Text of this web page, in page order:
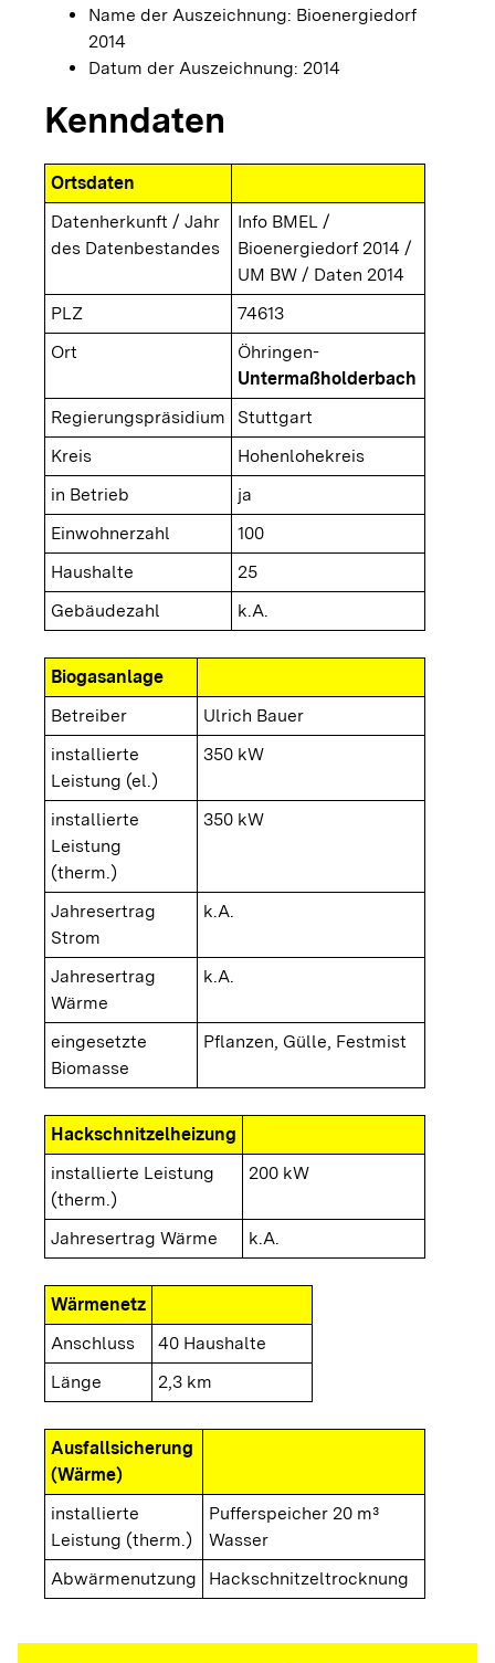
Name der Auszeichnung: Bioenergiedorf
2014
Datum der Auszeichnung: 2014
Kenndaten
Ortsdaten
Datenherkunft / Jahr
des Datenbestandes
Info BMEL /
Bioenergiedorf 2014 /
UM BW / Daten 2014
PLZ
74613
Ort
Öhringen-
Untermaßholderbach
Regierungspräsidium
Stuttgart
Kreis
Hohenlohekreis
in Betrieb
ja
Einwohnerzahl
100
Haushalte
25
Gebäudezahl
k.A.
Biogasanlage
Betreiber
Ulrich Bauer
installierte
Leistung (el.)
350 kW
installierte
Leistung
(therm.)
350 kW
Jahresertrag
Strom
k.A.
Jahresertrag
Wärme
k.A.
eingesetzte
Biomasse
Pflanzen, Gülle, Festmist
Hackschnitzelheizung
installierte Leistung
(therm.)
200 kW
Jahresertrag Wärme k.A.
Wärmenetz
Anschluss
40 Haushalte
Länge
2,3 km
Ausfallsicherung
(Wärme)
installierte
Leistung (therm.)
Pufferspeicher 20 m³
Wasser
Abwärmenutzung
Hackschnitzeltrocknung